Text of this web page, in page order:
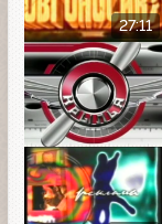
27:11